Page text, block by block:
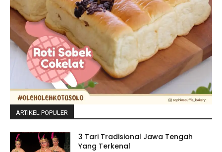
ARTIKEL POPULER
3 Tari Tradisional Jawa Tengah
Yang Terkenal